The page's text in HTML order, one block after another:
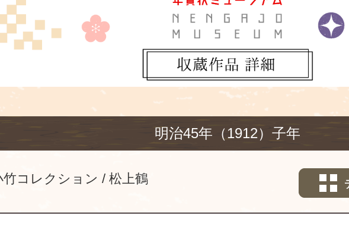
明治45年（1912）子年
竹コレクション 松上鶴